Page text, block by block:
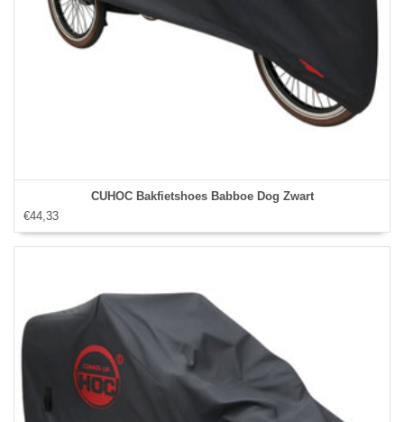
CUHOC Bakfietshoes Babboe Dog Zwart
€44,33